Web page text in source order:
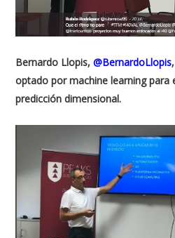
Bernardo Llopis,@BernardoLlopis
optado por machine learning para
predicción dimensional.